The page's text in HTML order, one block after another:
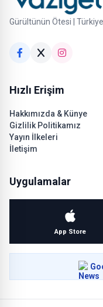
Gürültünün Ötesi |
Hızlı Erişim
Hakkımızda & Künye
Gizlilik Politikamız
Yayın İlkeleri
İletişim
Uygulamalar
App Store